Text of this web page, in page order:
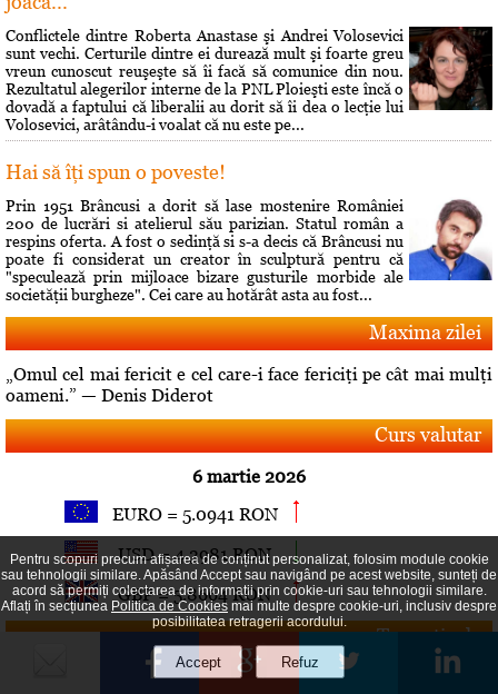
Conflictele dintre Roberta Anastase şi Andrei Volosevici
sunt vechi. Certurile dintre ei durează mult şi foarte greu
vreun cunoscut reuşeşte să îi facă să comunice din nou.
Rezultatul alegerilor interne de la PNL Ploieşti este încă o
dovadă a faptului că liberalii au dorit să îi dea o lecţie lui
Volosevici, arâtându-i voalat că nu este pe...
Hai să îţi spun o poveste!
Prin 1951 Brâncusi a dorit să lase mostenire României
200 de lucrări si atelierul său parizian. Statul român a
respins oferta. A fost o sedinţă si s-a decis că Brâncusi nu
poate fi considerat un creator în sculptură pentru că
"speculează prin mijloace bizare gusturile morbide ale
societăţii burgheze". Cei care au hotărât asta au fost...
Maxima zilei
„Omul cel mai fericit e cel care-i face fericiţi pe cât mai mulţi
oameni.” — Denis Diderot
Curs valutar
6 martie 2026
EURO = 5.0941 RON
USD = 4.3981 RON
GBP = 5.8664 RON
Top articole
Comandament de lucru la Guvern pe tema aprovizionării cu
Pentru scopuri precum afișarea de conținut personalizat, folosim module cookie
sau tehnologii similare. Apăsând Accept sau navigând pe acest website, sunteți de
acord să permiți colectarea de informații prin cookie-uri sau tehnologii similare.
Aflați în secțiunea Politica de Cookies mai multe despre cookie-uri, inclusiv despre
posibilitatea retragerii acordului.